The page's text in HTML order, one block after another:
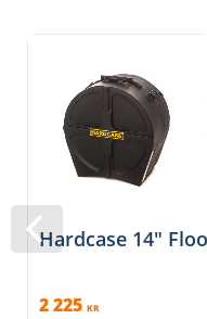
Hardcase 14"
2 225 KR